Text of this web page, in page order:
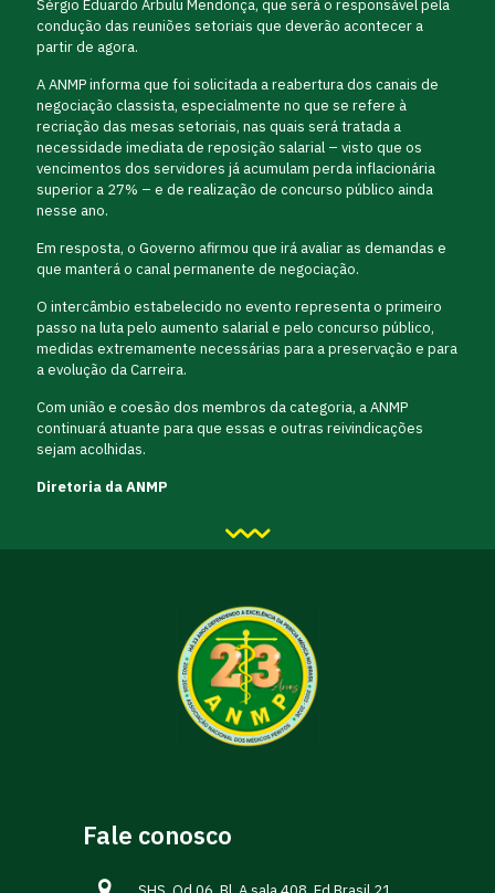
Sérgio Eduardo Arbulu Mendonça, que será o responsável pela
condução das reuniões setoriais que deverão acontecer a
partir de agora.
A ANMP informa que foi solicitada a reabertura dos canais de
negociação classista, especialmente no que se refere à
recriação das mesas setoriais, nas quais será tratada a
necessidade imediata de reposição salarial – visto que os
vencimentos dos servidores já acumulam perda inflacionária
superior a 27% – e de realização de concurso público ainda
nesse ano.
Em resposta, o Governo afirmou que irá avaliar as demandas e
que manterá o canal permanente de negociação.
O intercâmbio estabelecido no evento representa o primeiro
passo na luta pelo aumento salarial e pelo concurso público,
medidas extremamente necessárias para a preservação e para
a evolução da Carreira.
Com união e coesão dos membros da categoria, a ANMP
continuará atuante para que essas e outras reivindicações
sejam acolhidas.
Diretoria da ANMP
Fale conosco